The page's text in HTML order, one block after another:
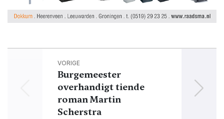
VORIGE
Burgemeester
overhandigt tiende
roman Martin
Scherstra